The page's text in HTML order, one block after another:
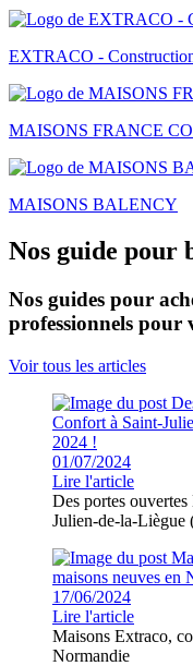
EXTRACO -
MAISONS FRANCE
MAISONS BALENCY
Nos guide pour
Nos guides pour
professionnels pour
Voir tous les articles
01/07/2024
Lire l'article
Des portes
Julien-de-la-Liègue
17/06/2024
Lire l'article
Maisons Extraco,
Normandie